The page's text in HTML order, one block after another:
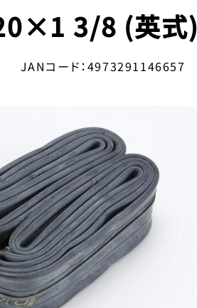
3/8 (英式)
JANコード：4973291146657